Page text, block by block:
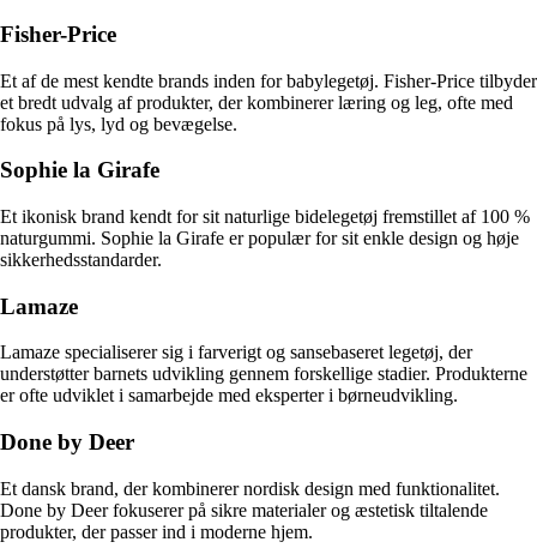
Fisher-Price
Et af de mest kendte brands inden for babylegetøj. Fisher-Price tilbyder
et bredt udvalg af produkter, der kombinerer læring og leg, ofte med
fokus på lys, lyd og bevægelse.
Sophie la Girafe
Et ikonisk brand kendt for sit naturlige bidelegetøj fremstillet af 100 %
naturgummi. Sophie la Girafe er populær for sit enkle design og høje
sikkerhedsstandarder.
Lamaze
Lamaze specialiserer sig i farverigt og sansebaseret legetøj, der
understøtter barnets udvikling gennem forskellige stadier. Produkterne
er ofte udviklet i samarbejde med eksperter i børneudvikling.
Done by Deer
Et dansk brand, der kombinerer nordisk design med funktionalitet.
Done by Deer fokuserer på sikre materialer og æstetisk tiltalende
produkter, der passer ind i moderne hjem.